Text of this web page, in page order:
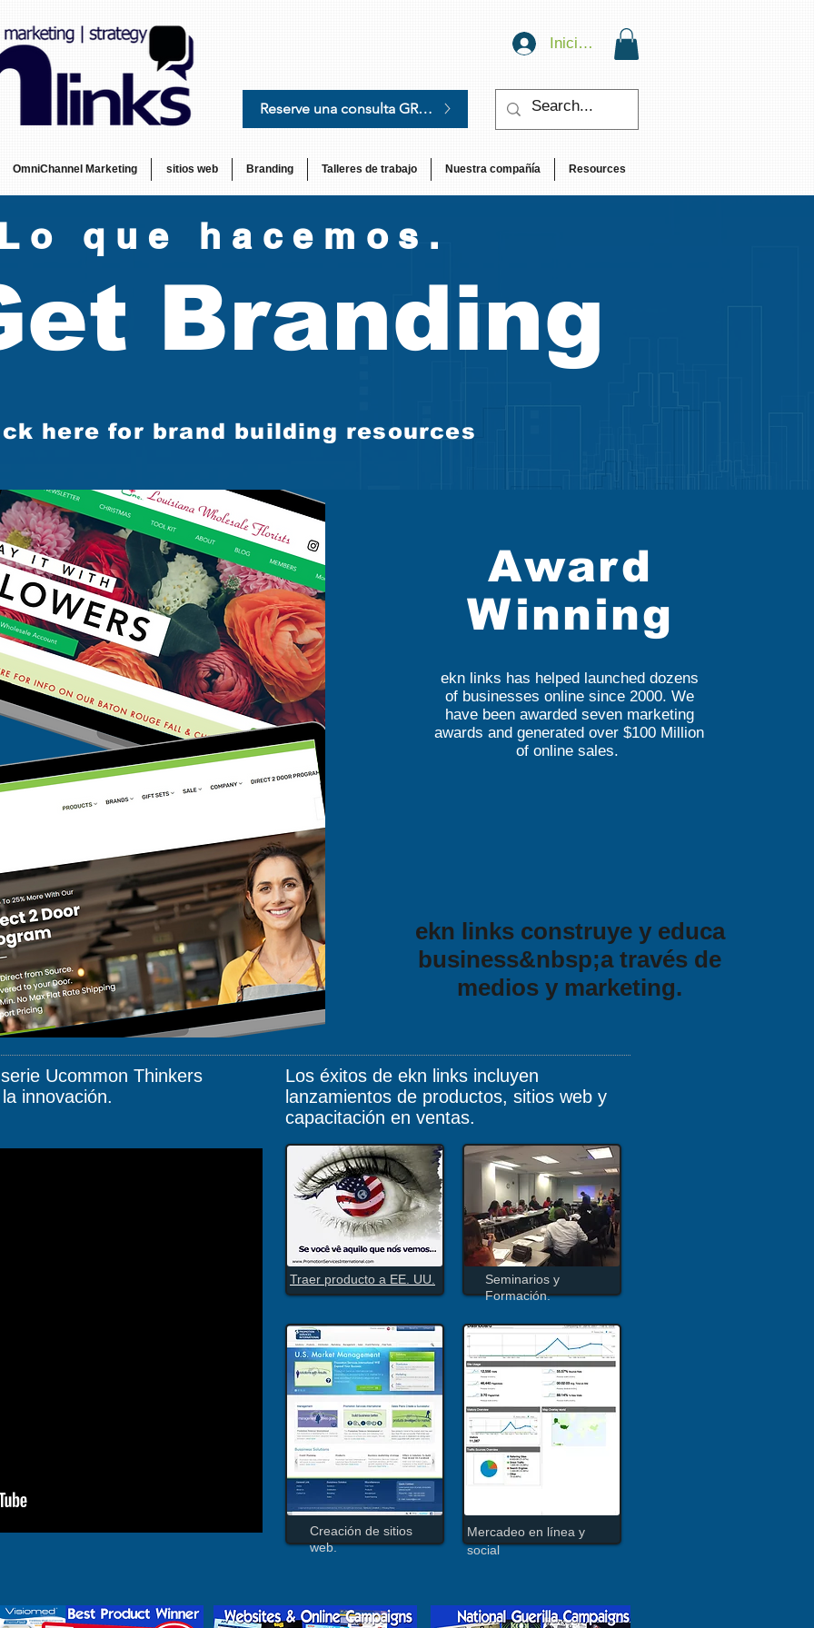
Iniciar sesión
Reserve una consulta GRATIS.
OmniChannel Marketing sitios web Branding Talleres de trabajo Nuestra compañía Resources
que hacemos.
Branding
here for brand building resources
Award
Winning
ekn links has helped launched dozens
of businesses online since 2000. We
have been awarded seven marketing
awards and generated over $100 Million
of online sales.
ekn links construye y educa
business&nbsp;a través de
medios y marketing.
Ucommon Thinkers
innovación.
Los éxitos de ekn links incluyen
lanzamientos de productos, sitios web y
capacitación en ventas.
Traer producto a EE. UU.
Creación de sitios
web.
Seminarios y
Formación.
Mercadeo en línea y
social